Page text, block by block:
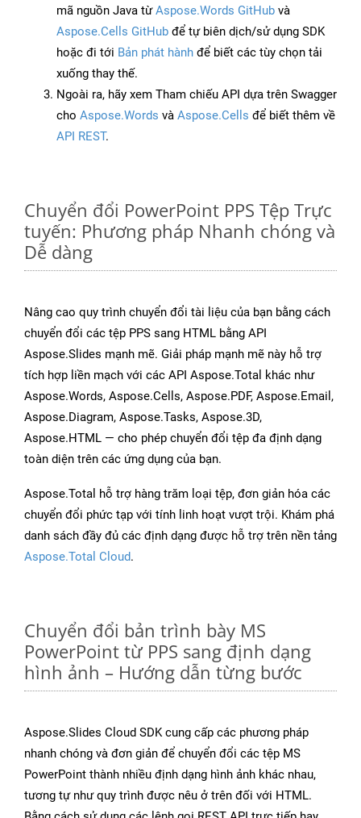
mã nguồn Java từAspose.Words GitHub và
Aspose.Cells GitHub để tự biên dịch/sử dụng SDK
hoặc đi tới Bản phát hành để biết các tùy chọn tải
xuống thay thế.
Ngoài ra, hãy xem Tham chiếu API dựa trên Swagger
cho Aspose.Words và Aspose.Cells để biết thêm về
API REST.
Chuyển đổi PowerPoint PPS Tệp Trực
tuyến: Phương pháp Nhanh chóng và
Dễ dàng
Nâng cao quy trình chuyển đổi tài liệu của bạn bằng cách
chuyển đổi các tệp PPS sang HTML bằng API
Aspose.Slides mạnh mẽ. Giải pháp mạnh mẽ này hỗ trợ
tích hợp liền mạch với các API Aspose.Total khác như
Aspose.Words, Aspose.Cells, Aspose.PDF, Aspose.Email,
Aspose.Diagram, Aspose.Tasks, Aspose.3D,
Aspose.HTML — cho phép chuyển đổi tệp đa định dạng
toàn diện trên các ứng dụng của bạn.
Aspose.Total hỗ trợ hàng trăm loại tệp, đơn giản hóa các
chuyển đổi phức tạp với tính linh hoạt vượt trội. Khám phá
danh sách đầy đủ các định dạng được hỗ trợ trên nền tảng
Aspose.Total Cloud.
Chuyển đổi bản trình bày MS
PowerPoint từ PPS sang định dạng
hình ảnh – Hướng dẫn từng bước
Aspose.Slides Cloud SDK cung cấp các phương pháp
nhanh chóng và đơn giản để chuyển đổi các tệp MS
PowerPoint thành nhiều định dạng hình ảnh khác nhau,
tương tự như quy trình được nêu ở trên đối với HTML.